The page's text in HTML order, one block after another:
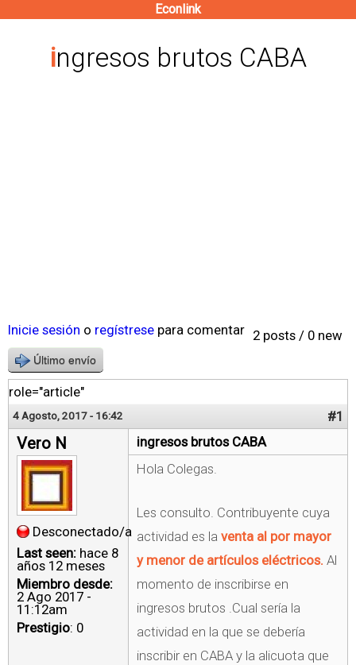
contenido
Econlink
ingresos brutos CABA
2 posts / 0 new
Inicie sesión o regístrese para comentar
Último envío
role="article"
4 Agosto, 2017 - 16:42 #1
Vero N
Desconectado/a
Last seen: hace 8
años 12 meses
Miembro desde:
2 Ago 2017 -
11:12am
Prestigio: 0
ingresos brutos CABA
Hola Colegas.
Les consulto. Contribuyente cuya
actividad es la venta al por mayor
y menor de artículos eléctricos. Al
momento de inscribirse en
ingresos brutos .Cual sería la
actividad en la que se debería
inscribir en CABA y la alicuota que